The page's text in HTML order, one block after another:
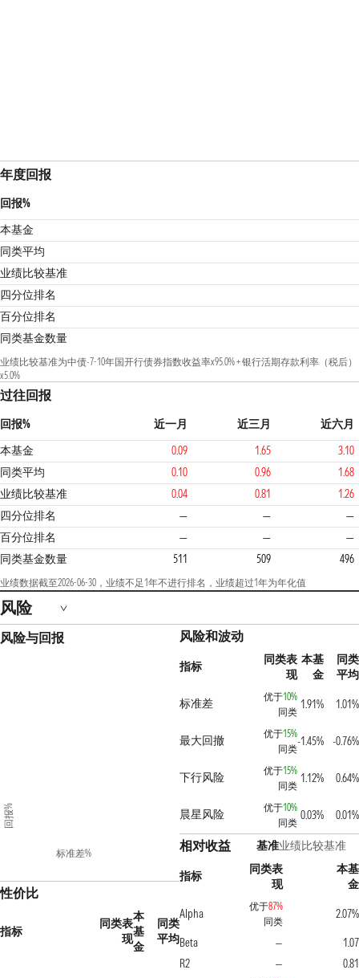
年度回报
回报%
本基金
同类平均
业绩比较基准
四分位排名
4
百分位排名
同类基金数量
业绩比较基准为中债-7-10年国开行债券指数收益率x95.0% + 银行活期存款利率（税后）
x5.0%
过往回报
回报% 近一月 近三月
近六月
本基金
0.09 1.65
3.10
同类平均
0.10 0.96
1.68
业绩比较基准
0.04 0.81
1.26
四分位排名
— — —
1
百分位排名 — —
—
同类基金数量
511 509 496
业绩数据截至2026-06-30，业绩不足1年不进行排名，业绩超过1年为年化值
风险
风险与回报
标准差%
回报%
性价比
指标
同类表
现
本
基
金
同类
平均
风险和波动
指标
同类表
现
本基
金
同类
平均
标准差
优于10%
同类
1.91% 1.01%
最大回撤 优于15%
同类
-1.45% -0.76%
下行风险 优于15%
同类
1.12% 0.64%
晨星风险 优于10%
同类
0.03% 0.01%
相对收益 基准业绩比较基准
指标
同类表
现
本基
金
Alpha
优于87%
同类
2.07%
Beta
—
1.07
R2
—
0.81